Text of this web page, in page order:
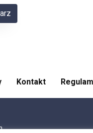
Kontakt